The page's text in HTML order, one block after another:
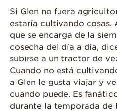
Si Glen no fuera
estaría cultivando cosas.
que se encarga de la
cosecha del día a día,
subirse a un tractor de
Cuando no está
a Glen le gusta viajar y
cuando puede. Es
durante la temporada de